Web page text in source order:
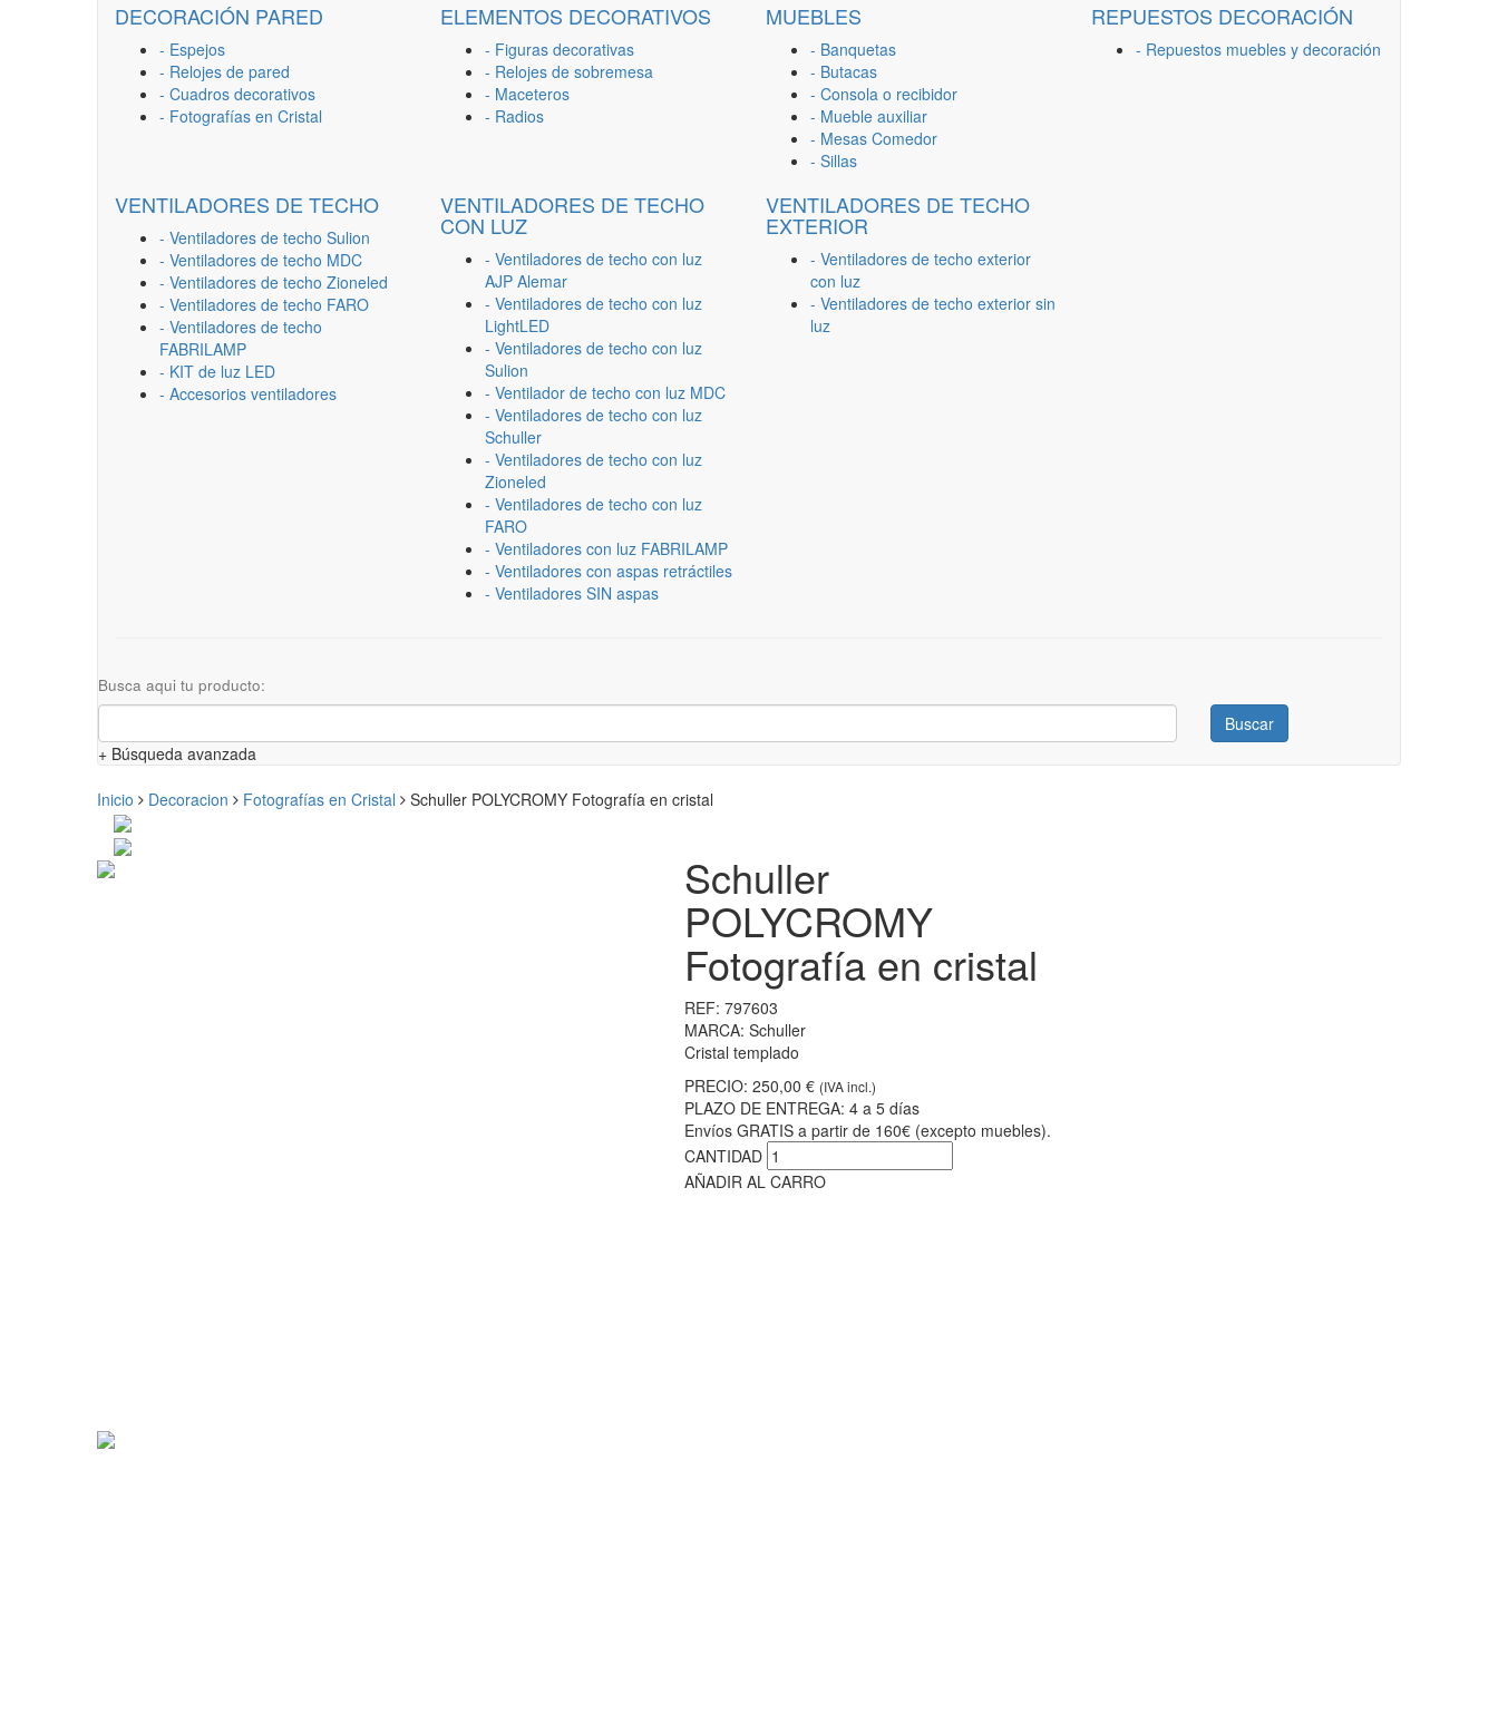
DECORACIÓN PARED
- Espejos
- Relojes de pared
- Cuadros decorativos
- Fotografías en Cristal
ELEMENTOS DECORATIVOS
- Figuras decorativas
- Relojes de sobremesa
- Maceteros
- Radios
MUEBLES
- Banquetas
- Butacas
- Consola o recibidor
- Mueble auxiliar
- Mesas Comedor
- Sillas
REPUESTOS DECORACIÓN
- Repuestos muebles y decoración
VENTILADORES DE TECHO
- Ventiladores de techo Sulion
- Ventiladores de techo MDC
- Ventiladores de techo Zioneled
- Ventiladores de techo FARO
- Ventiladores de techo
FABRILAMP
- KIT de luz LED
- Accesorios ventiladores
VENTILADORES DE TECHO
CON LUZ
- Ventiladores de techo con luz
AJP Alemar
- Ventiladores de techo con luz
LightLED
- Ventiladores de techo con luz
Sulion
- Ventilador de techo con luz MDC
- Ventiladores de techo con luz
Schuller
- Ventiladores de techo con luz
Zioneled
- Ventiladores de techo con luz
FARO
- Ventiladores con luz FABRILAMP
- Ventiladores con aspas retráctiles
- Ventiladores SIN aspas
VENTILADORES DE TECHO
EXTERIOR
- Ventiladores de techo exterior
con luz
- Ventiladores de techo exterior sin
luz
Busca aqui tu producto:
Buscar
+ Búsqueda avanzada
Inicio Decoracion Fotografías en Cristal Schuller POLYCROMY Fotografía en cristal
Schuller
POLYCROMY
Fotografía en cristal
REF: 797603
MARCA: Schuller
Cristal templado
PRECIO: 250,00 € (IVA incl.)
PLAZO DE ENTREGA: 4 a 5 días
Envíos GRATIS a partir de 160€ (excepto muebles).
CANTIDAD
AÑADIR AL CARRO